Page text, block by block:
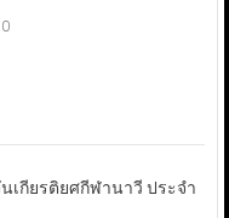
0
เกียรติยศกีฬานาวี ประจำ